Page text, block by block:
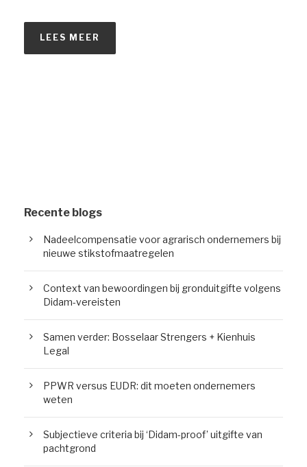
LEES MEER
Recente blogs
Nadeelcompensatie voor agrarisch ondernemers bij
nieuwe stikstofmaatregelen
Context van bewoordingen bij gronduitgifte volgens
Didam-vereisten
Samen verder: Bosselaar Strengers + Kienhuis
Legal
PPWR versus EUDR: dit moeten ondernemers
weten
Subjectieve criteria bij ‘Didam-proof’ uitgifte van
pachtgrond